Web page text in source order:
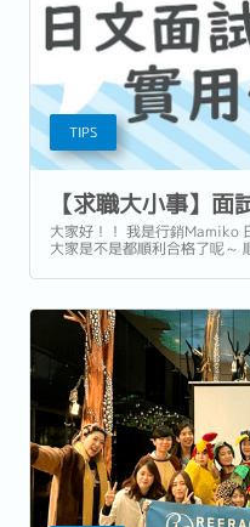
TIPS
【求職大小事】面
大家好！！ 我是行銷Mamiko
大家是不是都順利合格了呢～
的是緊張到不行耶(>_<) 大家